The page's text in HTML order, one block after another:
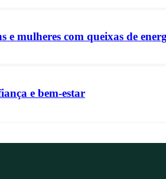
mulheres com queixas de
e bem-estar